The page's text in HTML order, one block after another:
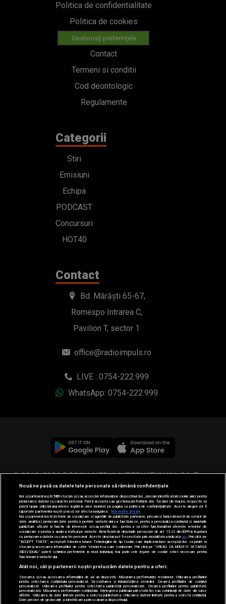
Politica de confidentialitate
Politica de cookies
Gestionați preferințele
Contact
Termeni si conditii
Cod deontologic
Regulamente
Categorii
Stiri
Emisiuni
Echipa
PODCAST
Concursuri
HOT40
Contact
Bd. Mărăști 65-67,
Romexpo Intrarea C,
Pavilion T, sector 1
office@radioimpuls.ro
LIVE : 0754-222.999
WhatsApp: 0754-222.999
© 2019-2026 DOGAN MEDIA INTERNATIONAL SA, Toate
drepturile rezervate.
Nouă ne pasă ca datele tale personale să rămână confidențiale
Noi și partenerii noștri589stocăm și/sau accesăm informații pe dispozitivul dvs., precum identificatorii cookie unici pentru
prelucrarea datelor cu caracter personal. Puteți accepta sau gestiona preferințele dvs. făcând clic mai jos, respectiv vă
puteți opune utilizării unui interes legitim în orice moment pe pagina cu politica de confidențialitate. Aceste alegeri vor fi
raportate partenerilor noștri și nu vă vor afecta navigarea.
Mai multe detalii
Noi si partenerii nostri (retelele de socializare si agentiile de publicitate partenere, precum si furnizorii nostri de servicii de
date analitice) prelucram date pentru a permite website-ului sa functioneze, pentru a personaliza continutul si anunturile
publicitare afisate in functie de interesele si/sau profilul dvs., pentru a va oferi functionalitati aferente retelelor de
socializare si pentru a analiza traficul pe website. Beneficiati de drepturile prevazute de art. 15-22 din GDPR in legatura
cu prelucrarea datelor cu caracter personal. Aceste drepturi pot fi exercitate prin modalitatea indicataaici . Prin click pe
“ACCEPT TOATE”, acceptati folosirea tuturor Tehnologiilor de tip Cookie, care implica inclusiv acceptul dvs. cu privire la
stocarea/accesarea informatiilor de catre Vendor-ii cu care colaboram. Prin click pe “VREAU SA MODIFIC SETARILE
INDIVIDUAL” puteti schimba preferintele in mod individual, mai putin cele legate de cookie strict necesare pentru
functionarea website-ului.
Atât noi, cât și partenerii noștri prelucrăm datele pentru a oferi:
Stocarea și/sau accesarea informațiilor de pe un dispozitiv. Măsurarea performanței reclamelor. Utilizarea profilurilor
pentru selectarea conținutului personalizat. Dezvoltarea și îmbunătățirea serviciilor. Crearea profilurilor de conținut
personalizat. Utilizarea profilurilor pentru selectarea publicității personalizate. Crearea profilurilor pentru publicitate
personalizată. Măsurarea performanței conținutului. Înțelegerea publicului prin statistici sau combinații de date din surse
diferite. Utilizarea de date limitate pentru a selecta publicitatea. Utilizarea datelor limitate pentru a selecta conținutul.
Date precise de geolocație și identificarea prin scanarea dispozitivului.